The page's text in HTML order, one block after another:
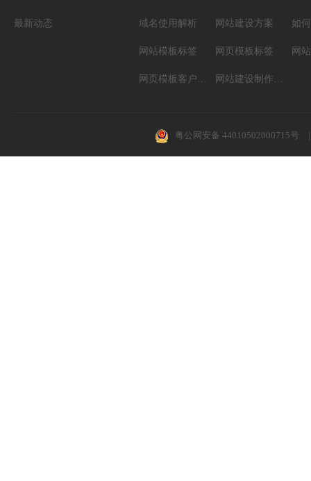
最新动态 域名使用解析 网站建设方案 如
网站模板标签 网页模板标签
网页模板客户案例 网站建设制作知识
粤公网安备 44010502000715号 |